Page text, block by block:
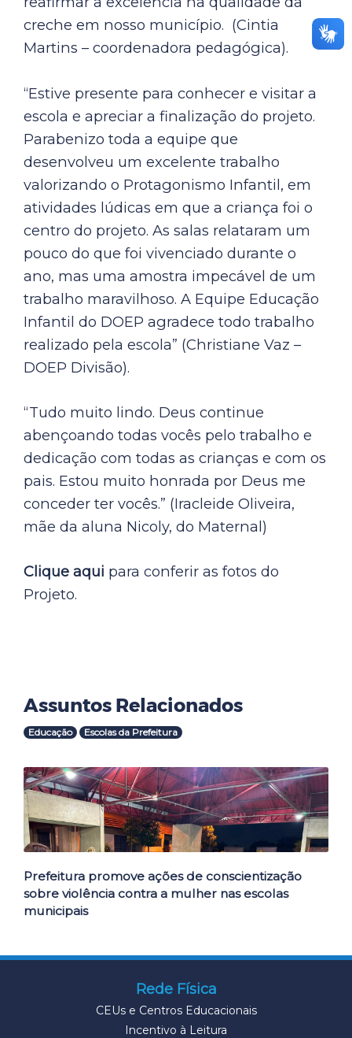
creche em nosso município. (Cintia
Martins – coordenadora pedagógica).
“Estive presente para conhecer e visitar a
escola e apreciar a finalização do projeto.
Parabenizo toda a equipe que
desenvolveu um excelente trabalho
valorizando o Protagonismo Infantil, em
atividades lúdicas em que a criança foi o
centro do projeto. As salas relataram um
pouco do que foi vivenciado durante o
ano, mas uma amostra impecável de um
trabalho maravilhoso. A Equipe Educação
Infantil do DOEP agradece todo trabalho
realizado pela escola” (Christiane Vaz –
DOEP Divisão).
“Tudo muito lindo. Deus continue
abençoando todas vocês pelo trabalho e
dedicação com todas as crianças e com os
pais. Estou muito honrada por Deus me
conceder ter vocês.” (Iracleide Oliveira,
mãe da aluna Nicoly, do Maternal)
Clique aqui para conferir as fotos do
Projeto.
Assuntos Relacionados
Educação Escolas da Prefeitura
Outras Notícias
Prefeitura promove ações de conscientização
sobre violência contra a mulher nas escolas
municipais
Rede Física
CEUs e Centros Educacionais
Incentivo à Leitura